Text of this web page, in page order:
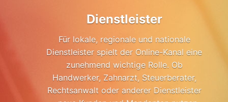
Dienstleister
Für lokale, regionale und nationale
Dienstleister spielt der Online-Kanal eine
zunehmend wichtige Rolle. Ob
Handwerker, Zahnarzt, Steuerberater,
Rechtsanwalt oder anderer Dienstleister